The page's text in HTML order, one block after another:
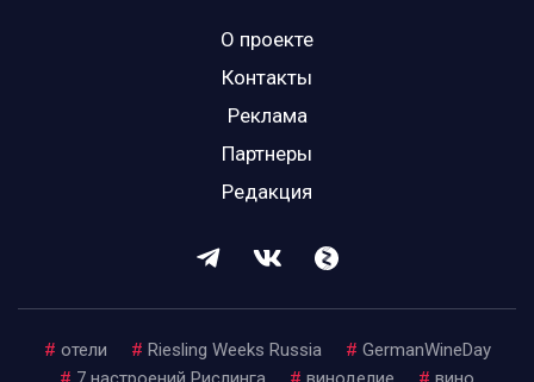
О проекте
Контакты
Реклама
Партнеры
Редакция
# отели # Riesling Weeks Russia # GermanWineDay